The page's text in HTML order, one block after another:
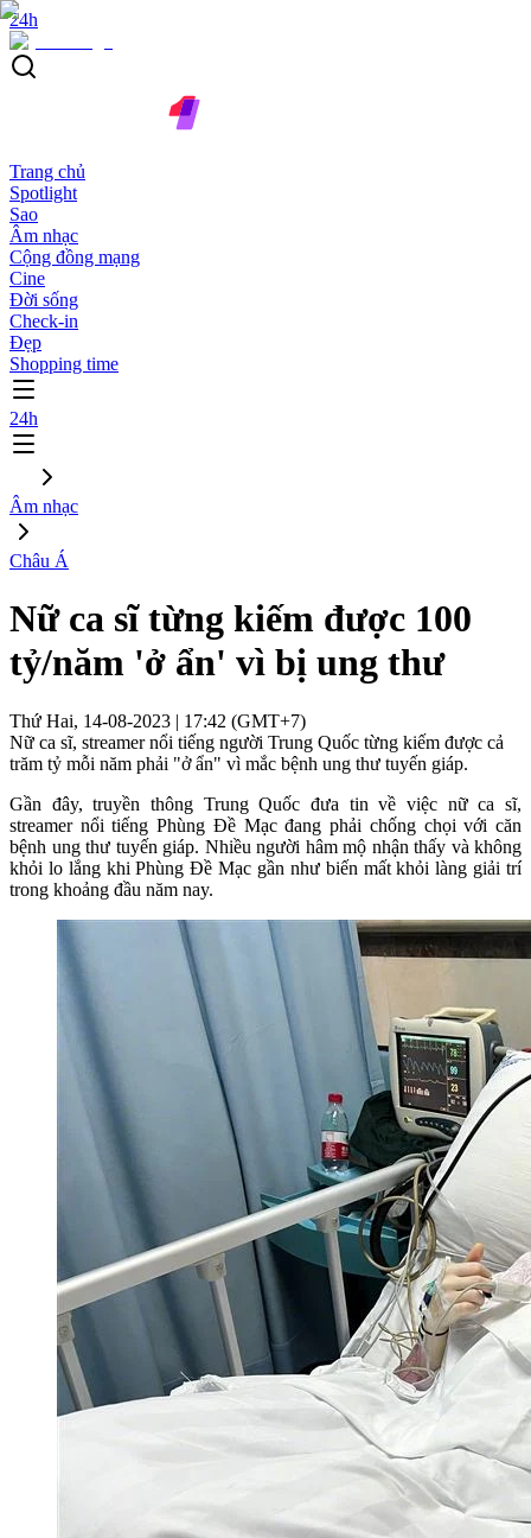
24h
Trang chủ
Spotlight
Sao
Âm nhạc
Cộng đồng mạng
Cine
Đời sống
Check-in
Đẹp
Shopping time
24h
Âm nhạc
Châu Á
Nữ ca sĩ từng kiếm được 100
tỷ/năm 'ở ẩn' vì bị ung thư
Thứ Hai, 14-08-2023 | 17:42 (GMT+7)
Nữ ca sĩ, streamer nổi tiếng người Trung Quốc từng kiếm được cả
trăm tỷ mỗi năm phải "ở ẩn" vì mắc bệnh ung thư tuyến giáp.
Gần đây, truyền thông Trung Quốc đưa tin về việc nữ ca sĩ,
streamer nổi tiếng Phùng Đề Mạc đang phải chống chọi với căn
bệnh ung thư tuyến giáp. Nhiều người hâm mộ nhận thấy và không
khỏi lo lắng khi Phùng Đề Mạc gần như biến mất khỏi làng giải trí
trong khoảng đầu năm nay.